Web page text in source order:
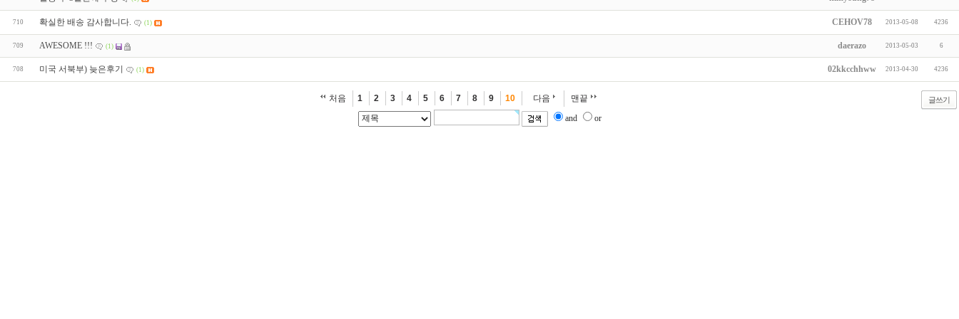
710 확실한 배송 감사합니다. (1) CEHOV78 2013-05-08 4236
709 AWESOME !!! (1) daerazo 2013-05-03 6
708 미국 서북부) 늦은후기 (1) 02kkcchhww 2013-04-30 4236
글쓰기
처음 1 2 3 4 5 6 7 8 9 10 다음
맨끝
and
or